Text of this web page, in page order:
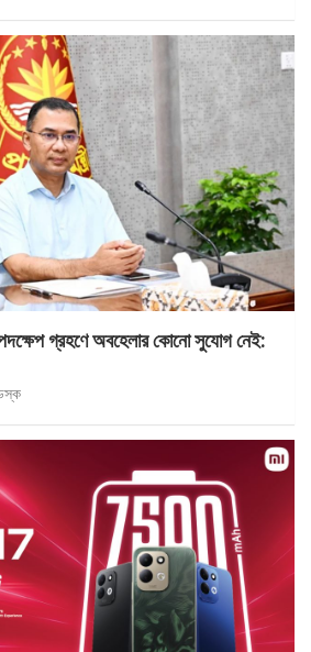
গ্রহণে অবহেলার কোনো সুযোগ নেই: